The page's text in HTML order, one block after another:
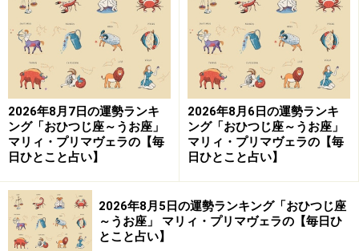
2026年8月7日の運勢ランキ
ング「おひつじ座～うお座」
マリィ・プリマヴェラの【毎
日ひとこと占い】
2026年8月6日の運勢ランキ
ング「おひつじ座～うお座」
マリィ・プリマヴェラの【毎
日ひとこと占い】
2026年8月5日の運勢ランキング「おひつじ座
～うお座」 マリィ・プリマヴェラの【毎日ひ
とこと占い】